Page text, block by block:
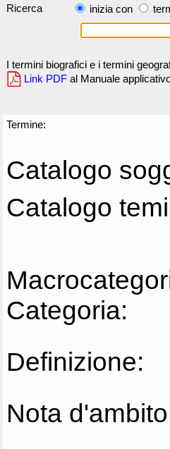
Ricerca inizia con
I termini biografici e i termini
Link PDF al Manuale
Termine:
Catalogo
Catalogo
Categoria:
Definizione:
Nota